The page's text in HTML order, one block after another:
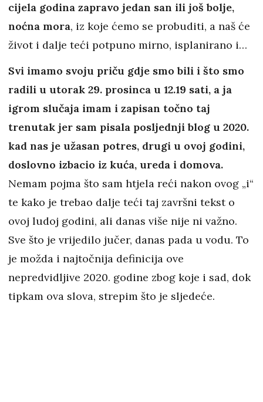
cijela godina zapravo jedan san ili još bolje,
noćna mora, iz koje ćemo se probuditi, a naš će
život i dalje teći potpuno mirno, isplanirano i…
Svi imamo svoju priču gdje smo bili i što smo
radili u utorak 29. prosinca u 12.19 sati, a ja
igrom slučaja imam i zapisan točno taj
trenutak jer sam pisala posljednji blog u 2020.
kad nas je užasan potres, drugi u ovoj godini,
doslovno izbacio iz kuća, ureda i domova.
Nemam pojma što sam htjela reći nakon ovog „i“
te kako je trebao dalje teći taj završni tekst o
ovoj ludoj godini, ali danas više nije ni važno.
Sve što je vrijedilo jučer, danas pada u vodu. To
je možda i najtočnija definicija ove
nepredvidljive 2020. godine zbog koje i sad, dok
tipkam ova slova, strepim što je sljedeće.